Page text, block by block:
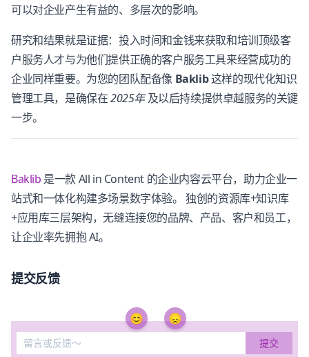
可以对企业产生有益的、多层次的影响。
研究和结果就是证据：投入时间和金钱来获取和培训顶级客
户服务人才与为他们提供正确的客户服务工具来经营成功的
企业同样重要。为您的团队配备像 Baklib这样的现代化知识
管理工具，是确保在2025年及以后持续提供卓越服务的关键
一步。
Baklib 是一款 All in Content 的企业内容云平台，助力企业一
站式和一体化构建多场景数字体验。 独创的资源库+知识库
+应用库三层架构，无缝连接您的品牌、产品、客户和员工，
让企业率先拥抱 AI。
提交反馈
😊 😞